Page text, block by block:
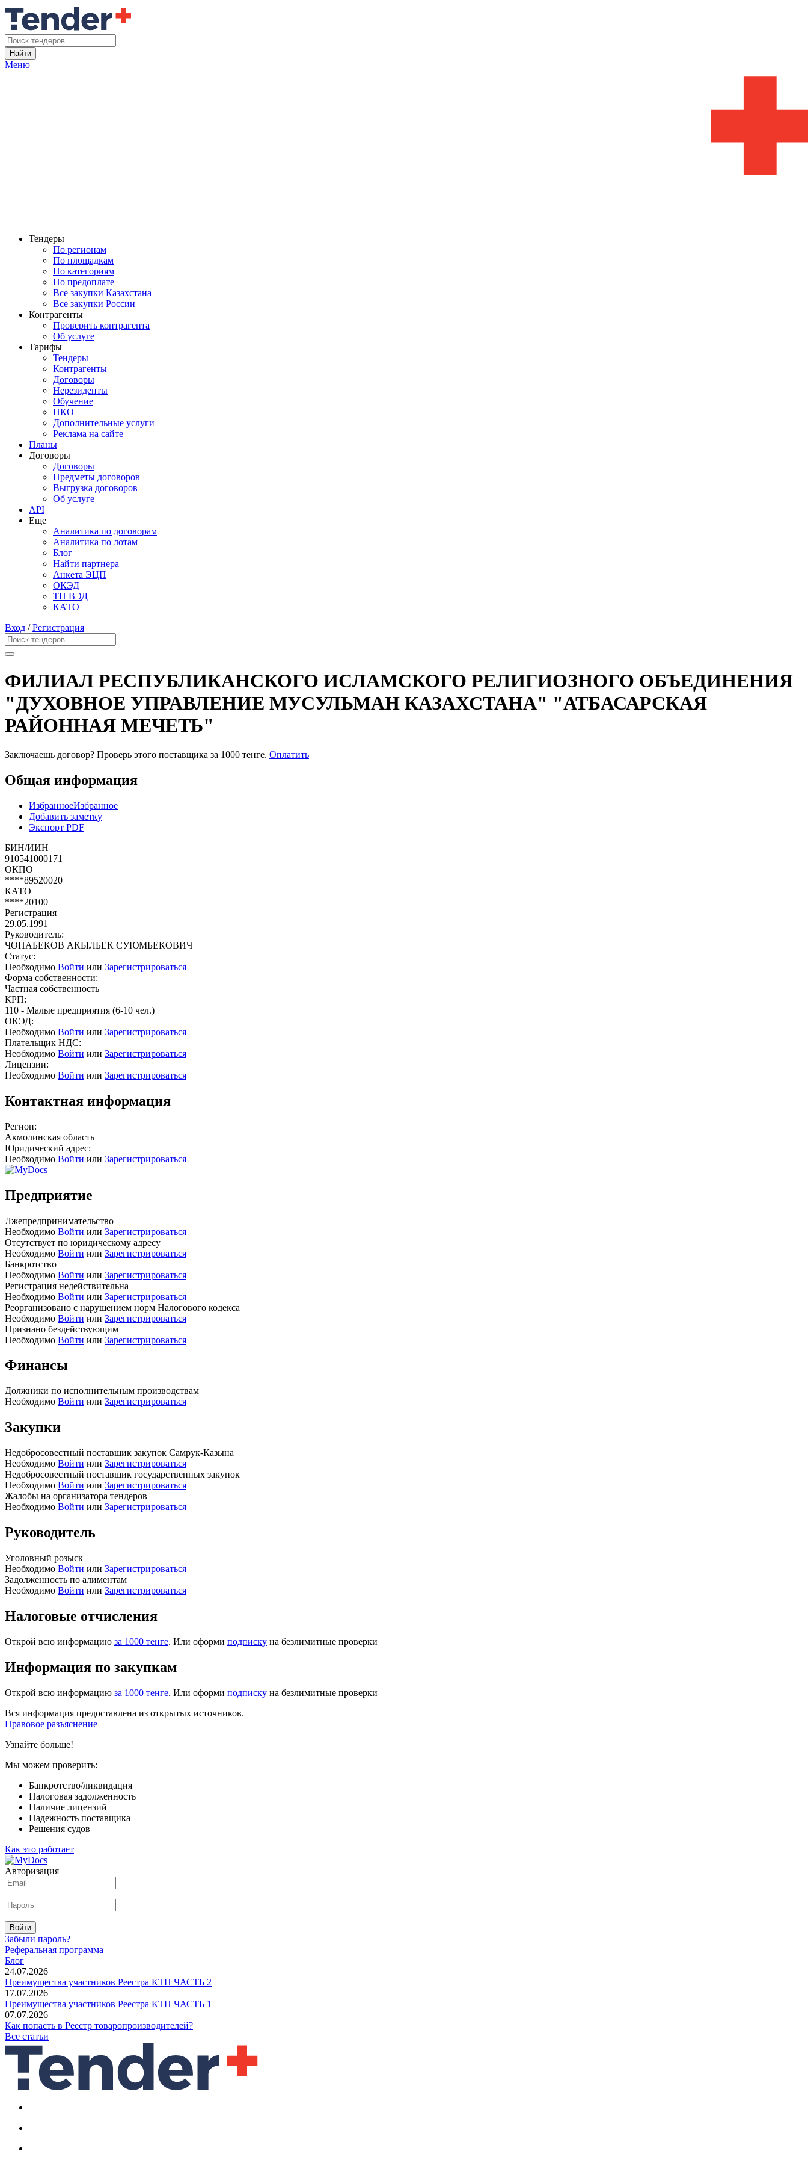
Найти
Меню
Тендеры
По регионам
По площадкам
По категориям
По предоплате
Все закупки Казахстана
Все закупки России
Контрагенты
Проверить контрагента
Об услуге
Тарифы
Тендеры
Контрагенты
Договоры
Нерезиденты
Обучение
ПКО
Дополнительные услуги
Реклама на сайте
Планы
Договоры
Договоры
Предметы договоров
Выгрузка договоров
Об услуге
API
Еще
Аналитика по договорам
Аналитика по лотам
Блог
Найти партнера
Анкета ЭЦП
ОКЭД
ТН ВЭД
КАТО
Вход /Регистрация
ФИЛИАЛ РЕСПУБЛИКАНСКОГО ИСЛАМСКОГО РЕЛИГИОЗНОГО ОБЪЕДИНЕНИЯ
"ДУХОВНОЕ УПРАВЛЕНИЕ МУСУЛЬМАН КАЗАХСТАНА" "АТБАСАРСКАЯ
РАЙОННАЯ МЕЧЕТЬ"
Заключаешь договор? Проверь этого поставщика за 1000 тенге. Оплатить
Общая информация
ИзбранноеИзбранное
Добавить заметку
Экспорт PDF
БИН/ИИН
910541000171
ОКПО
****89520020
КАТО
****20100
Регистрация
29.05.1991
Руководитель:
ЧОПАБЕКОВ АКЫЛБЕК СУЮМБЕКОВИЧ
Статус:
Необходимо Войти или Зарегистрироваться
Форма собственности:
Частная собственность
КРП:
110 - Малые предприятия (6-10 чел.)
ОКЭД:
Необходимо Войти или Зарегистрироваться
Плательщик НДС:
Необходимо Войти или Зарегистрироваться
Лицензии:
Необходимо Войти или Зарегистрироваться
Контактная информация
Регион:
Акмолинская область
Юридический адрес:
Необходимо Войти или Зарегистрироваться
Предприятие
Лжепредпринимательство
Необходимо Войти или Зарегистрироваться
Отсутствует по юридическому адресу
Необходимо Войти или Зарегистрироваться
Банкротство
Необходимо Войти или Зарегистрироваться
Регистрация недействительна
Необходимо Войти или Зарегистрироваться
Реорганизовано с нарушением норм Налогового кодекса
Необходимо Войти или Зарегистрироваться
Признано бездействующим
Необходимо Войти или Зарегистрироваться
Финансы
Должники по исполнительным производствам
Необходимо Войти или Зарегистрироваться
Закупки
Недобросовестный поставщик закупок Самрук-Казына
Необходимо Войти или Зарегистрироваться
Недобросовестный поставщик государственных закупок
Необходимо Войти или Зарегистрироваться
Жалобы на организатора тендеров
Необходимо Войти или Зарегистрироваться
Руководитель
Уголовный розыск
Необходимо Войти или Зарегистрироваться
Задолженность по алиментам
Необходимо Войти или Зарегистрироваться
Налоговые отчисления
Открой всю информацию за 1000 тенге. Или оформи подписку на безлимитные проверки
Информация по закупкам
Открой всю информацию за 1000 тенге. Или оформи подписку на безлимитные проверки
Вся информация предоставлена из открытых источников.
Правовое разъяснение
Узнайте больше!
Мы можем проверить:
Банкротство/ликвидация
Налоговая задолженность
Наличие лицензий
Надежность поставщика
Решения судов
Как это работает
Авторизация
Войти
Забыли пароль?
Реферальная программа
Блог
24.07.2026
Преимущества участников Реестра КТП ЧАСТЬ 2
17.07.2026
Преимущества участников Реестра КТП ЧАСТЬ 1
07.07.2026
Как попасть в Реестр товаропроизводителей?
Все статьи